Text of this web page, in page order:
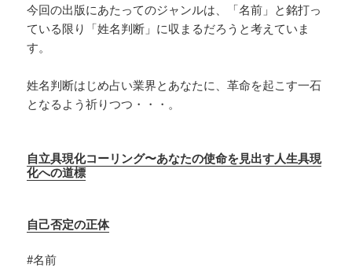
今回の出版にあたってのジャンルは、「名前」と銘打っ
ている限り「姓名判断」に収まるだろうと考えていま
す。
姓名判断はじめ占い業界とあなたに、革命を起こす一石
となるよう祈りつつ・・・。
自立具現化コーリング〜あなたの使命を見出す人生具現
化への道標
自己否定の正体
#名前